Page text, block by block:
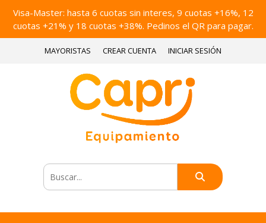
Visa-Master: hasta 6 cuotas sin interes, 9 cuotas +16%, 12
cuotas +21% y 18 cuotas +38%. Pedinos el QR para pagar.
MAYORISTAS CREAR CUENTA INICIAR SESIÓN